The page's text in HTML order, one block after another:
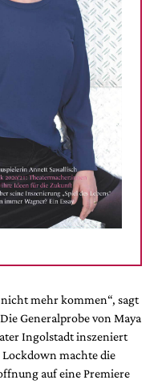
nicht mehr kommen“, sagt
Generalprobe von Maya
Ingolstadt inszeniert
machte die
auf eine Premiere